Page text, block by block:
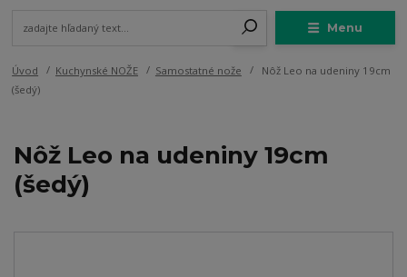
Menu
Úvod Kuchynské NOŽE Samostatné nože
Nôž Leo na udeniny 19cm
(šedý)
Nôž Leo na udeniny 19cm
(šedý)